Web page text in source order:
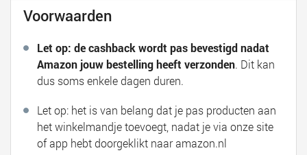
Voorwaarden
Let op: de cashback wordt pas bevestigd nadat
Amazon jouw bestelling heeft verzonden. Dit kan
dus soms enkele dagen duren.
Let op: het is van belang dat je pas producten aan
het winkelmandje toevoegt, nadat je via onze site
of app hebt doorgeklikt naar amazon.nl